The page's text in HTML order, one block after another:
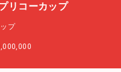
リコーカップ
プ